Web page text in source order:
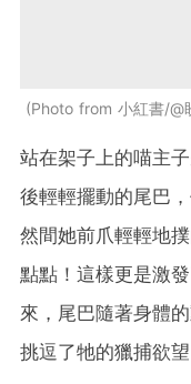
Photo from 小紅書/@
站在架子上的喵主
後輕輕擺動的尾巴
然間她前爪輕輕地
點點！這樣更是激
來，尾巴隨著身體
挑逗了牠的獵捕欲望